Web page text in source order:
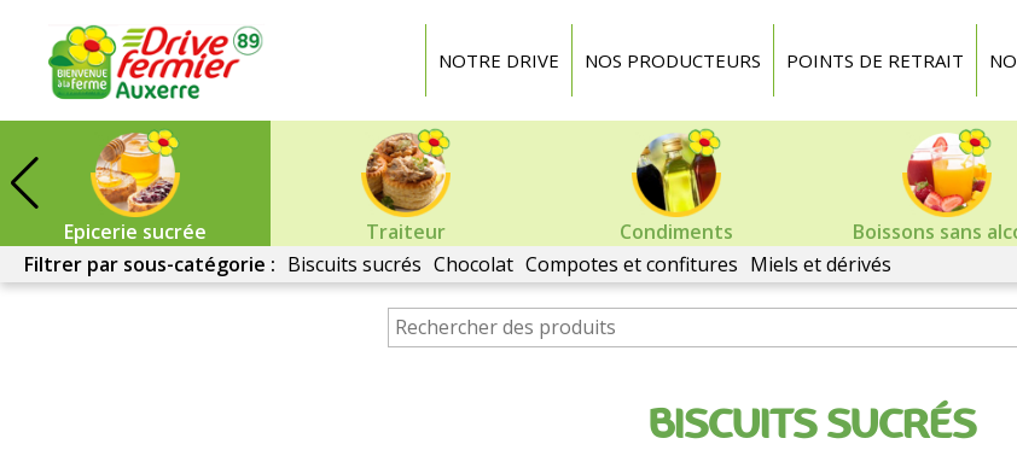
NOTRE DRIVE NOS PRODUCTEURS POINTS DE RETRAIT
Epicerie sucrée Traiteur Condiments Boissons sans
Filtrer par sous-catégorie : Biscuits sucrés Chocolat Compotes et confitures Miels et dérivés
BISCUITS SUCRÉS